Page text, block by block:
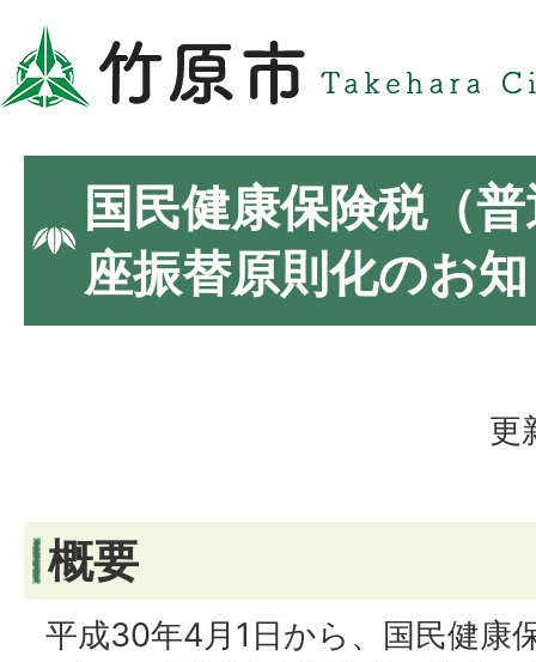
国民健康保険税（
座振替原則化のお
更
概要
平成30年4月1日から、国民健康